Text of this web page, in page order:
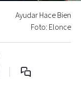
Ayudar Hace Bien
Foto: Elonce